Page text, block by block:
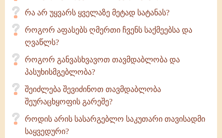
რა არ უყვარს ყველაზე მეტად სატანას?
როგორ აფასებს ღმერთი ჩვენს საქმეებსა და
ღვაწლს?
როგორ განვასხვავოთ თავმდაბლობა და
პასუხისმგებლობა?
შეიძლება შევიძინოთ თავმდაბლობა
შეურაცხყოფის გარეშე?
როდის არის სასარგებლო საკუთარი თავისადმი
საყვედური?